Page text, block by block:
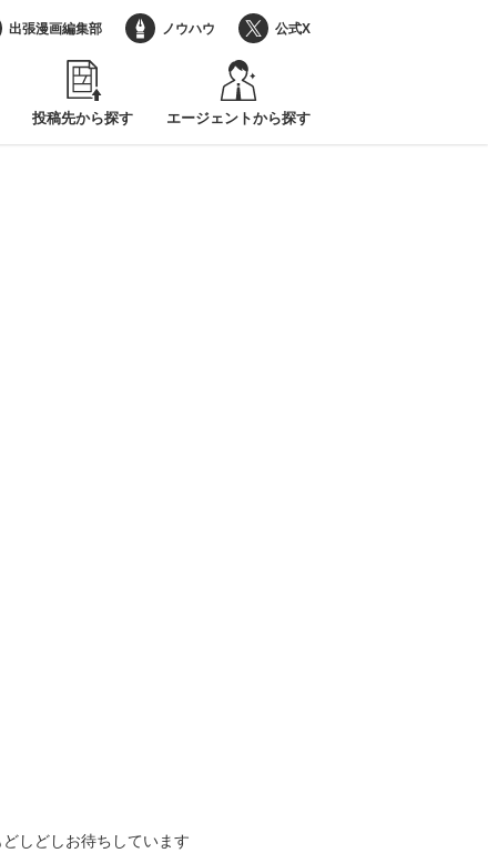
投稿先から探す エージェントから探す
出張漫画編集部 ノウハウ 公式X
しどしお待ちしています